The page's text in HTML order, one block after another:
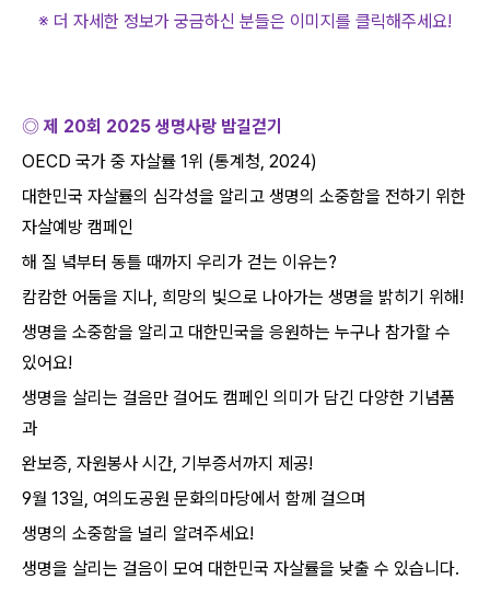
※ 더 자세한 정보가 궁금하신 분들은 이미지를 클릭해주세요!
◎ 제 20회 2025 생명사랑 밤길걷기
OECD 국가 중 자살률 1위 (통계청, 2024)
대한민국 자살률의 심각성을 알리고 생명의 소중함을 전하기 위한
자살예방 캠페인
해 질 녘부터 동틀 때까지 우리가 걷는 이유는?
캄캄한 어둠을 지나, 희망의 빛으로 나아가는 생명을 밝히기 위해!
생명을 소중함을 알리고 대한민국을 응원하는 누구나 참가할 수
있어요!
생명을 살리는 걸음만 걸어도 캠페인 의미가 담긴 다양한 기념품
과
완보증, 자원봉사 시간, 기부증서까지 제공!
9월 13일, 여의도공원 문화의마당에서 함께 걸으며
생명의 소중함을 널리 알려주세요!
생명을 살리는 걸음이 모여 대한민국 자살률을 낮출 수 있습니다.